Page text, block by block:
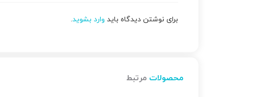
برای نوشتن دیدگاه باید وارد بشوید.
محصولات مرتبط